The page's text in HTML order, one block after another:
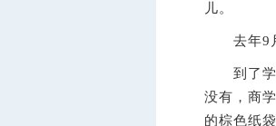
儿。
去年9月
到了学校
没有，商
的棕色纸